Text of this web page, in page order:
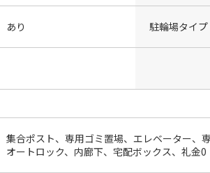
あり 駐輪場タイプ
集合ポスト、専用ゴミ置場、エレベーター、
オートロック、内廊下、宅配ボックス、礼金0